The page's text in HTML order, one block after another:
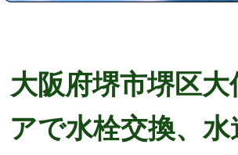
大阪府堺市堺区大
アで水栓交換、